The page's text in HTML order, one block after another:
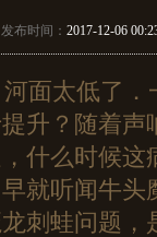
发布时间： 2017-12-06
面太低了．
升？随着
什么时候
早就听闻牛
刺蛙问题，